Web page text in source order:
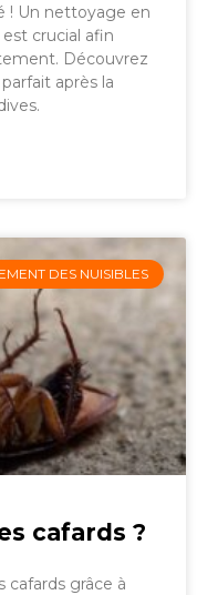
! Un nettoyage en
crucial afin
Découvrez
après la
DES NUISIBLES
cafards ?
grâce à